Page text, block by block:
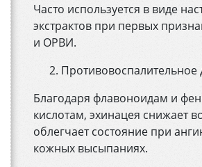
Часто используется в виде
экстрактов при первых
и ОРВИ.
Противовоспалительное
Благодаря флавоноидам и
кислотам, эхинацея снижает
облегчает состояние при
кожных высыпаниях.